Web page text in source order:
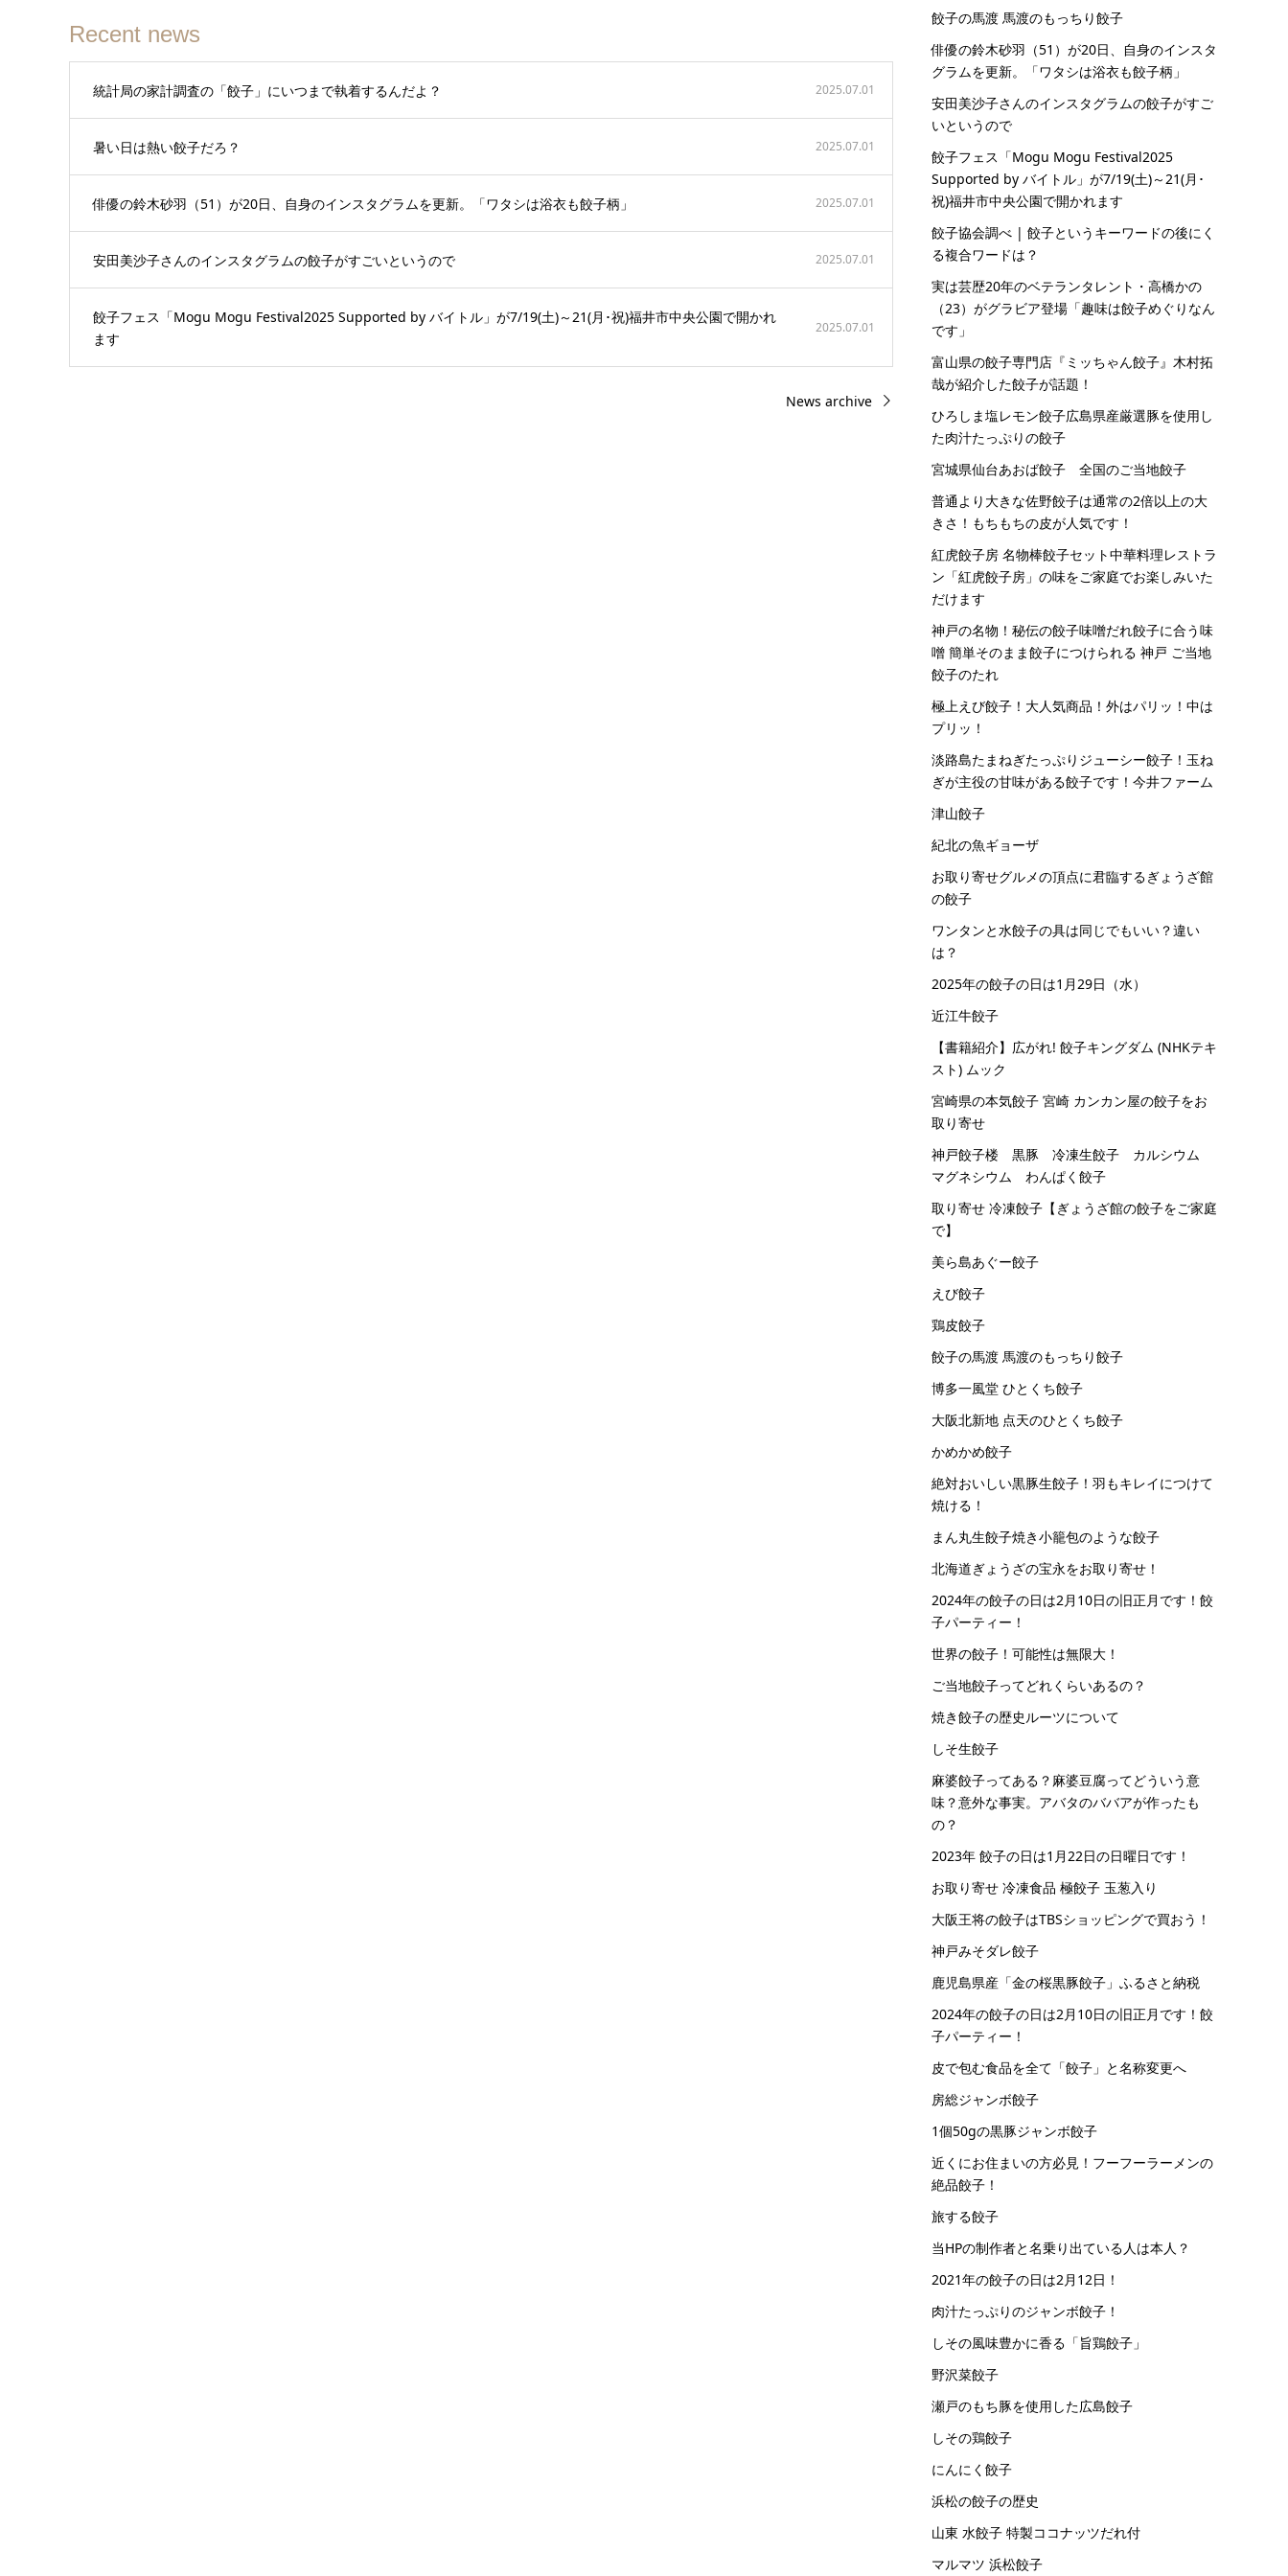
Recent news
統計局の家計調査の「餃子」にいつまで執着するんだよ？ 2025.07.01
暑い日は熱い餃子だろ？ 2025.07.01
俳優の鈴木砂羽（51）が20日、自身のインスタグラムを更新。「ワタシは浴衣も餃子柄」 2025.07.01
安田美沙子さんのインスタグラムの餃子がすごいというので 2025.07.01
餃子フェス「Mogu Mogu Festival2025 Supported by バイトル」が7/19(土)～21(月･祝)福井市中央公園で開かれ
ます
2025.07.01
News archive
餃子の馬渡 馬渡のもっちり餃子
俳優の鈴木砂羽（51）が20日、自身のインスタ
グラムを更新。「ワタシは浴衣も餃子柄」
安田美沙子さんのインスタグラムの餃子がすご
いというので
餃子フェス「Mogu Mogu Festival2025
Supported by バイトル」が7/19(土)～21(月･
祝)福井市中央公園で開かれます
餃子協会調べ | 餃子というキーワードの後にく
る複合ワードは？
実は芸歴20年のベテランタレント・高橋かの
（23）がグラビア登場「趣味は餃子めぐりなん
です」
富山県の餃子専門店『ミッちゃん餃子』木村拓
哉が紹介した餃子が話題！
ひろしま塩レモン餃子広島県産厳選豚を使用し
た肉汁たっぷりの餃子
宮城県仙台あおば餃子 全国のご当地餃子
普通より大きな佐野餃子は通常の2倍以上の大
きさ！もちもちの皮が人気です！
紅虎餃子房 名物棒餃子セット中華料理レストラ
ン「紅虎餃子房」の味をご家庭でお楽しみいた
だけます
神戸の名物！秘伝の餃子味噌だれ餃子に合う味
噌 簡単そのまま餃子につけられる 神戸 ご当地
餃子のたれ
極上えび餃子！大人気商品！外はパリッ！中は
プリッ！
淡路島たまねぎたっぷりジューシー餃子！玉ね
ぎが主役の甘味がある餃子です！今井ファーム
津山餃子
紀北の魚ギョーザ
お取り寄せグルメの頂点に君臨するぎょうざ館
の餃子
ワンタンと水餃子の具は同じでもいい？違い
は？
2025年の餃子の日は1月29日（水）
近江牛餃子
【書籍紹介】広がれ! 餃子キングダム (NHKテキ
スト) ムック
宮崎県の本気餃子 宮崎 カンカン屋の餃子をお
取り寄せ
神戸餃子楼 黒豚 冷凍生餃子 カルシウム
マグネシウム わんぱく餃子
取り寄せ 冷凍餃子【ぎょうざ館の餃子をご家庭
で】
美ら島あぐー餃子
えび餃子
鶏皮餃子
餃子の馬渡 馬渡のもっちり餃子
博多一風堂 ひとくち餃子
大阪北新地 点天のひとくち餃子
かめかめ餃子
絶対おいしい黒豚生餃子！羽もキレイにつけて
焼ける！
まん丸生餃子焼き小籠包のような餃子
北海道ぎょうざの宝永をお取り寄せ！
2024年の餃子の日は2月10日の旧正月です！餃
子パーティー！
世界の餃子！可能性は無限大！
ご当地餃子ってどれくらいあるの？
焼き餃子の歴史ルーツについて
しそ生餃子
麻婆餃子ってある？麻婆豆腐ってどういう意
味？意外な事実。アバタのババアが作ったも
の？
2023年 餃子の日は1月22日の日曜日です！
お取り寄せ 冷凍食品 極餃子 玉葱入り
大阪王将の餃子はTBSショッピングで買おう！
神戸みそダレ餃子
鹿児島県産「金の桜黒豚餃子」ふるさと納税
2024年の餃子の日は2月10日の旧正月です！餃
子パーティー！
皮で包む食品を全て「餃子」と名称変更へ
房総ジャンボ餃子
1個50gの黒豚ジャンボ餃子
近くにお住まいの方必見！フーフーラーメンの
絶品餃子！
旅する餃子
当HPの制作者と名乗り出ている人は本人？
2021年の餃子の日は2月12日！
肉汁たっぷりのジャンボ餃子！
しその風味豊かに香る「旨鶏餃子」
野沢菜餃子
瀬戸のもち豚を使用した広島餃子
しその鶏餃子
にんにく餃子
浜松の餃子の歴史
山東 水餃子 特製ココナッツだれ付
マルマツ 浜松餃子